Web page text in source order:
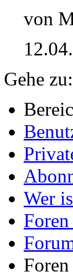
von
Gehe zu:
Wer
Foren